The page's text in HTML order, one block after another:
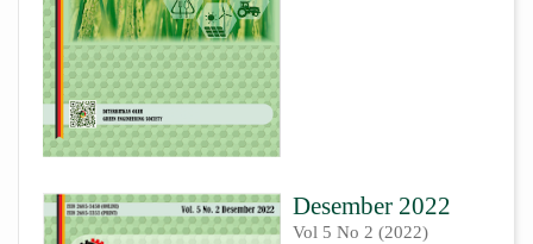
Desember 2022
Vol 5 No 2 (2022)